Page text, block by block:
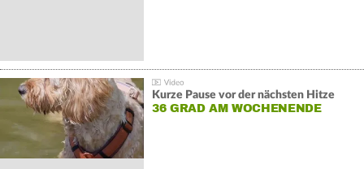
Kurze Pause vor der nächsten Hitze
36 GRAD AM WOCHENENDE